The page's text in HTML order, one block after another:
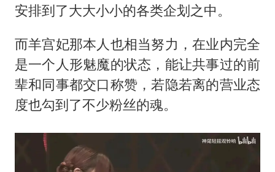
安排到了大大小小的各类企划之中。
而羊宫妃那本人也相当努力，在业内完全
是一个人形魅魔的状态，能让共事过的前
辈和同事都交口称赞，若隐若离的营业态
度也勾到了不少粉丝的魂。